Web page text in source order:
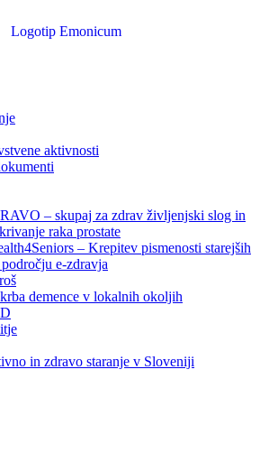
aktivnosti
– skupaj za zdrav življenjski slog in
raka prostate
– Krepitev pismenosti starejših
e-zdravja
demence v lokalnih okoljih
in zdravo staranje v Sloveniji